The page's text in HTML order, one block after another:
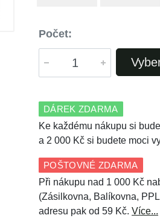
Počet:
DÁREK ZDARMA
Ke každému nákupu si
a 2 000 Kč si budete moci
POŠTOVNÉ ZDARMA
Při nákupu nad 1 000 Kč
(Zásilkovna, Balíkovna,
adresu pak od 59 Kč. Více...